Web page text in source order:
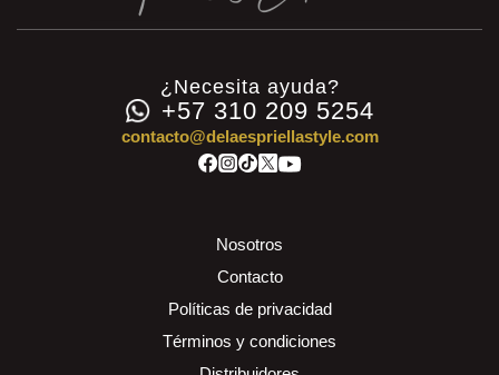
¿Necesita ayuda?
+57 310 209 5254
contacto@delaespriellastyle.com
Nosotros
Contacto
Políticas de privacidad
Términos y condiciones